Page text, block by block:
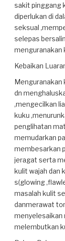
sakit pinggang
diperlukan di
seksual
selepas
menguranakan
Kebaikan
Menguranakan
dn
,mengecilkan
kuku
penglihatan
memudarkan
membesarkan
jeragat serta
kulit wajah dan
s(glowing
masalah kulit
danmerawat
menyelesaikan
melembutkan